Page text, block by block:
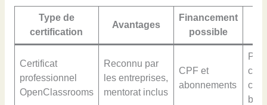
Type de
certification
Avantages
Financement
possible
Certificat
professionnel
OpenClassrooms
Reconnu par
les entreprises,
mentorat inclus
CPF et
abonnements